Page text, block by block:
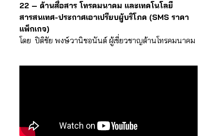
22 – ด้านสื่อสาร โทรคมนาคม และเทคโนโลยี
สารสนเทศ-ประกาศเอาเปรียบผู้บริโภค (SMS ราคา
แพ็กเกจ)
โดย ปิติชัย พงษ์วานิชอนันต์ ผู้เชี่ยวชาญด้านโทรคมนาคม